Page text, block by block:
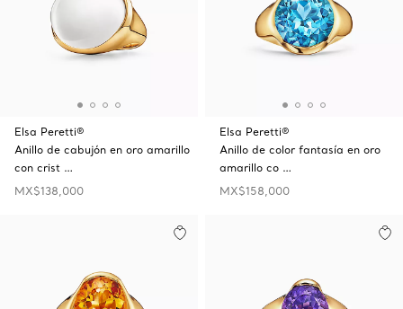
Elsa Peretti®
Anillo de cabujón en oro amarillo
con crist …
MX$138,000
Elsa Peretti®
Anillo de color fantasía en oro
amarillo co …
MX$158,000